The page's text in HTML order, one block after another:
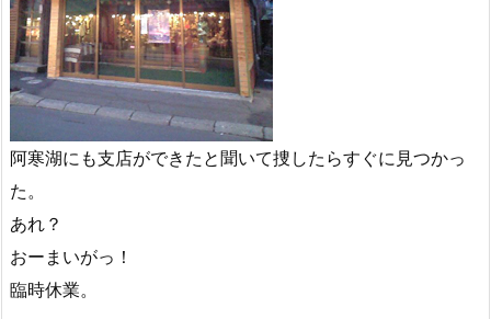
阿寒湖にも支店ができたと聞いて捜したらすぐに見つかっ
た。
あれ？
おーまいがっ！
臨時休業。